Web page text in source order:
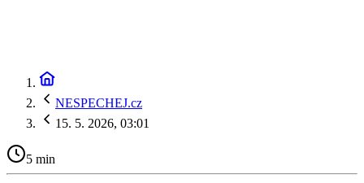
NESPECHEJ.cz
15. 5. 2026, 03:01
5 min